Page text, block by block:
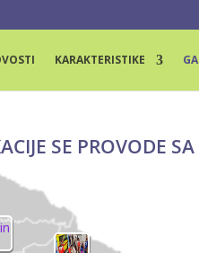
KARAKTERISTIKE
SE PROVODE